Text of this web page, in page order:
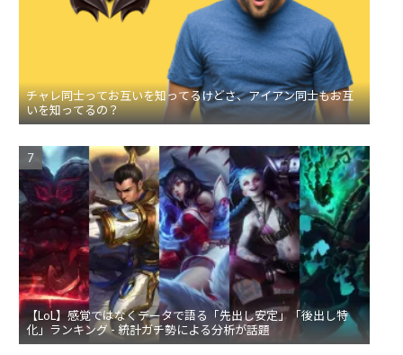
チャレ同士ってお互いを知ってるけどさ、アイアン同士もお互
いを知ってるの？
【LoL】感覚ではなくデータで語る「先出し安定」「後出し特
化」ランキング - 統計ガチ勢による分析が話題